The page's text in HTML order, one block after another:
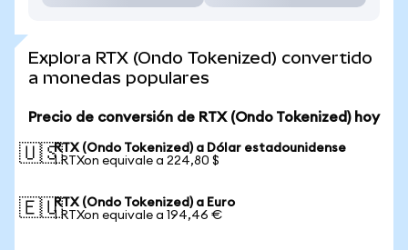
Explora RTX (Ondo Tokenized) convertido
a monedas populares
Precio de conversión de RTX (Ondo Tokenized) hoy
🇺🇸RTX (Ondo Tokenized) a Dólar estadounidense
1 RTXon equivale a 224,80 $
🇪🇺RTX (Ondo Tokenized) a Euro
1 RTXon equivale a 194,46 €